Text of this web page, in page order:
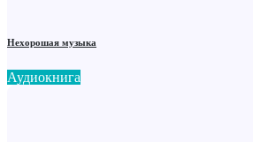
Нехорошая музыка
Аудиокнига